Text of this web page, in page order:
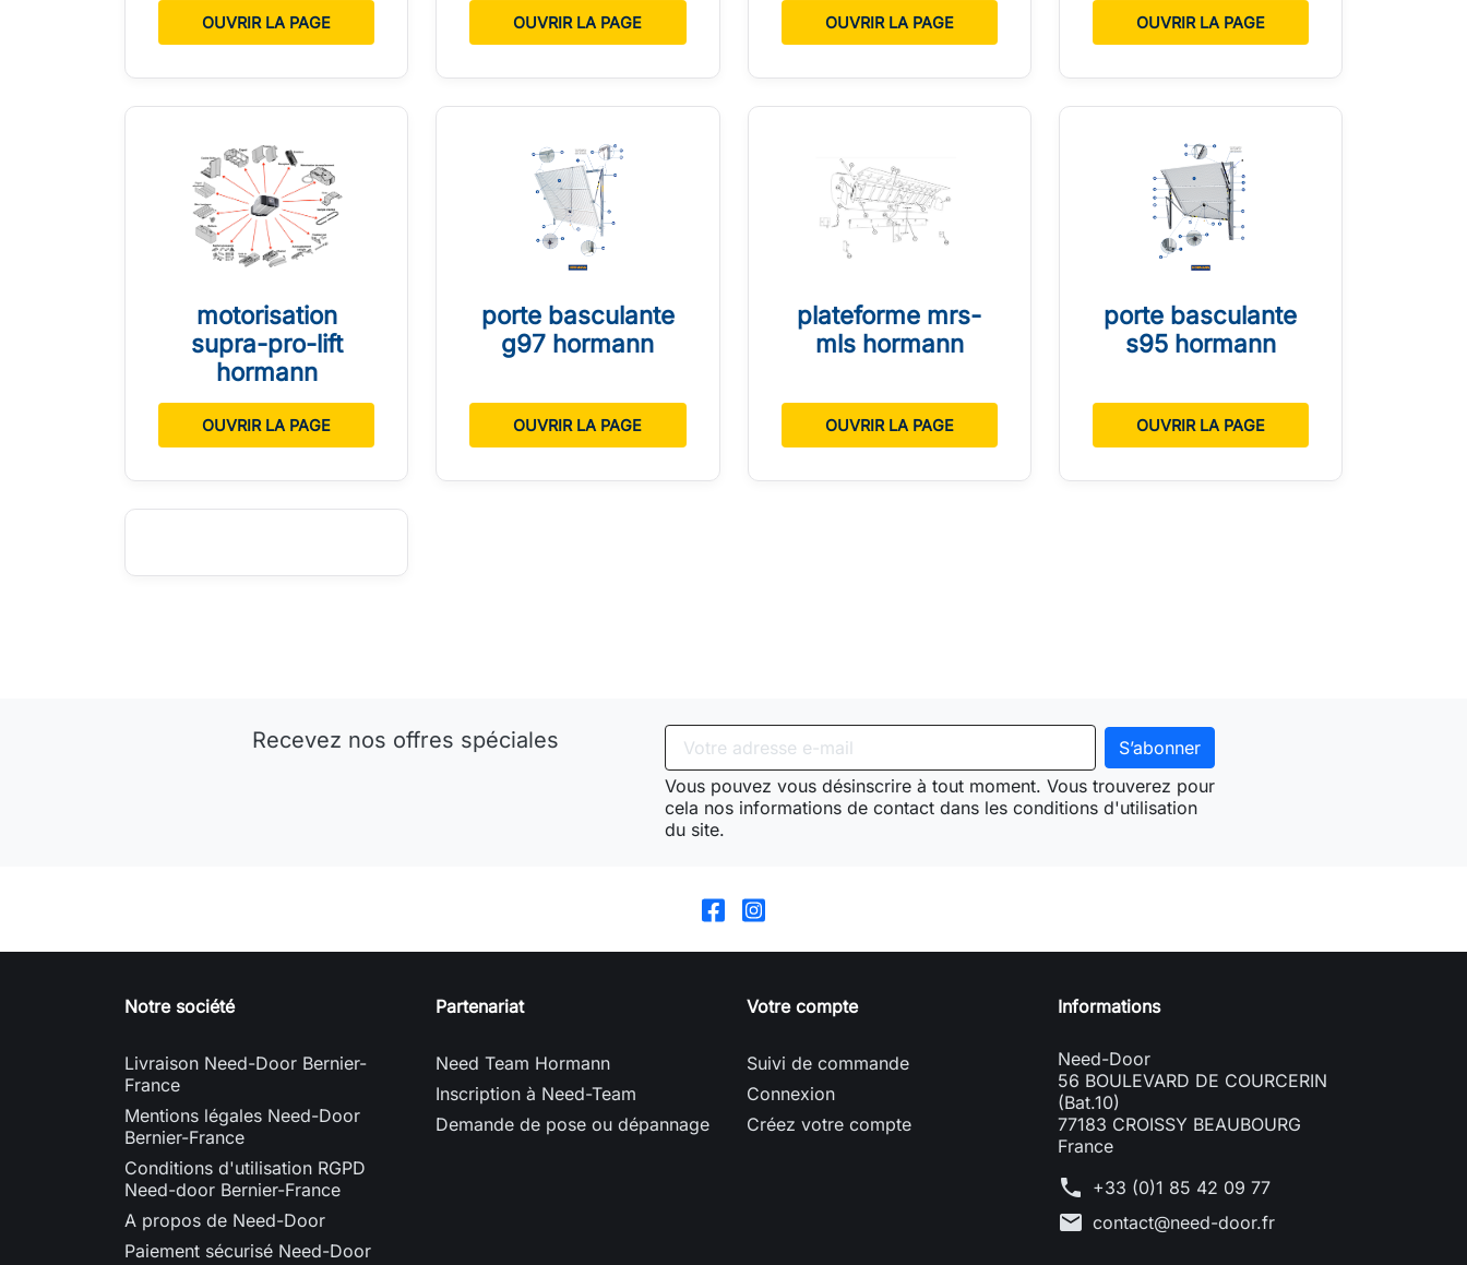
OUVRIR LA PAGE OUVRIR LA PAGE OUVRIR LA PAGE OUVRIR LA PAGE
motorisation
supra-pro-lift
hormann
OUVRIR LA PAGE
porte basculante
g97 hormann
OUVRIR LA PAGE
plateforme mrs-
mls hormann
OUVRIR LA PAGE
porte basculante
s95 hormann
OUVRIR LA PAGE
Recevez nos offres spéciales
Vous pouvez vous désinscrire à tout moment. Vous trouverez pour
cela nos informations de contact dans les conditions d'utilisation
du site.
Notre société
Livraison Need-Door Bernier-
France
Mentions légales Need-Door
Bernier-France
Conditions d'utilisation RGPD
Need-door Bernier-France
A propos de Need-Door
Paiement sécurisé Need-Door
Partenariat
Need Team Hormann
Inscription à Need-Team
Demande de pose ou dépannage
Votre compte
Suivi de commande
Connexion
Créez votre compte
Informations
Need-Door
56 BOULEVARD DE COURCERIN
(Bat.10)
77183 CROISSY BEAUBOURG
France
phone +33 (0)1 85 42 09 77
mail contact@need-door.fr